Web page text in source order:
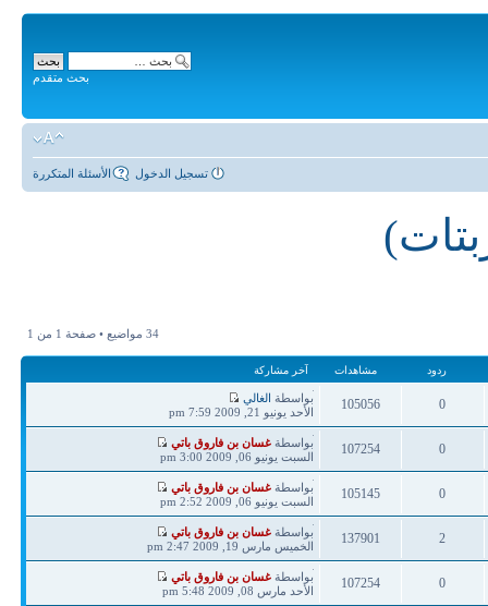
بحث متقدم
الأسئلة المتكررة تسجيل الدخول
34 مواضيع • صفحة 1 من 1
ردود مشاهدات آخر مشاركة
0
ردود
105056
مشاهدات
آخر
مشاركة
بواسطة الغالي
الأحد يونيو 21, 2009 7:59 pm
0
ردود
107254
مشاهدات
آخر
مشاركة
بواسطةغسان بن فاروق باتي
السبت يونيو 06, 2009 3:00 pm
0
ردود
105145
مشاهدات
آخر
مشاركة
بواسطةغسان بن فاروق باتي
السبت يونيو 06, 2009 2:52 pm
2
ردود
137901
مشاهدات
آخر
مشاركة
بواسطةغسان بن فاروق باتي
الخميس مارس 19, 2009 2:47 pm
0
107254
آخر
مشاركة
بواسطةغسان بن فاروق باتي
الأحد مارس 08, 2009 5:48 pm